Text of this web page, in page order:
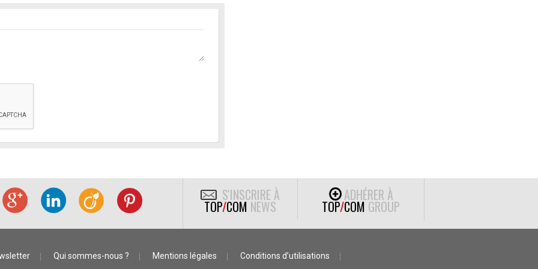
S'INSCRIRE À
TOP/COM NEWS
ADHÉRER À
TOP/COM GROUP
Qui sommes-nous ? Mentions légales Conditions d’utilisations